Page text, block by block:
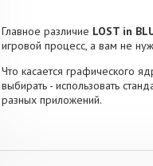
Главное различие LOST in
игровой процесс, а вам не
Что касается графического
выбирать - использовать
разных приложений.